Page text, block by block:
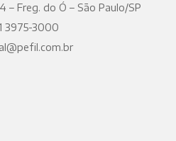
– Freg. do Ó – São Paulo/SP
3975-3000